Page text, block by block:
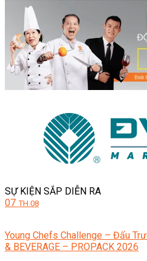
SỰ KIỆN SẮP DIỄN RA
07 TH.08
Young Chefs Challenge – Đấu
& BEVERAGE – PROPACK 2026